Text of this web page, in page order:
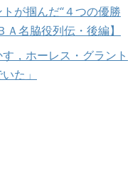
が掴んだ“４つの優勝
名脇役列伝・後編】
，ホーレス・グラント
た」